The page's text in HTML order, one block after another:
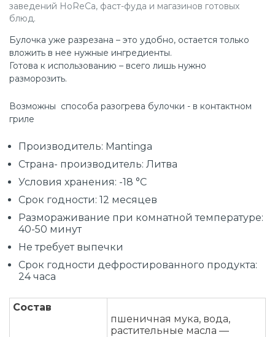
заведений HoReCa, фаст-фуда и магазинов готовых
блюд.
Булочка уже разрезана – это удобно, остается только
вложить в нее нужные ингредиенты.
Готова к использованию – всего лишь нужно
разморозить.
Возможны способа разогрева булочки - в контактном
гриле
Производитель: Mantinga
Страна- производитель: Литва
Условия хранения: -18 °C
Срок годности: 12 месяцев
Размораживание при комнатной температуре:
40-50 минут
Не требует выпечки
Срок годности дефростированного продукта:
24 часа
Состав
пшеничная мука, вода,
растительные масла —